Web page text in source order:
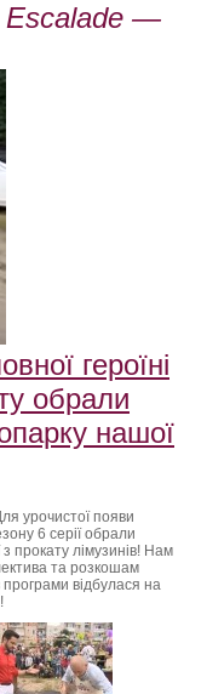
Escalade —
героїні
обрали
нашої
урочистої появи
6 серії обрали
прокату лімузинів! Нам
та розкошам
програми відбулася на